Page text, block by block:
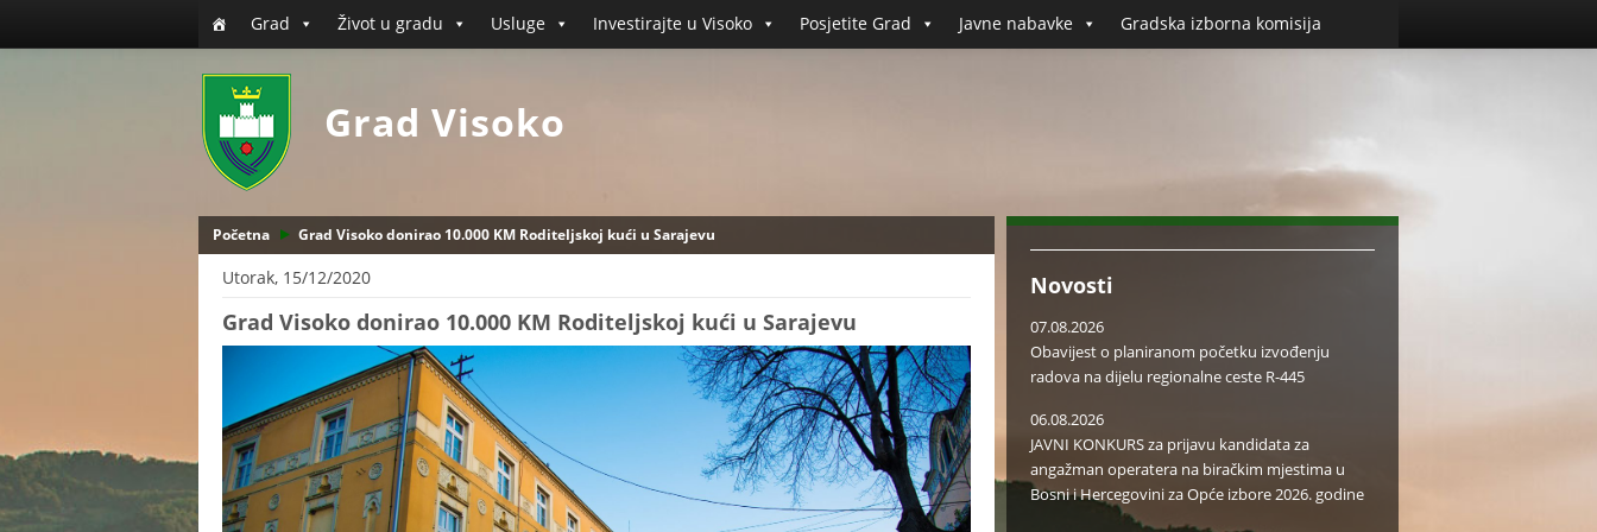
Grad Život u gradu Usluge Investirajte u Visoko Posjetite Grad Javne nabavke Gradska izborna komisija
Grad Visoko
Početna Grad Visoko donirao 10.000 KM Roditeljskoj kući u Sarajevu
Utorak, 15/12/2020
Grad Visoko donirao 10.000 KM Roditeljskoj kući u Sarajevu
Novosti
07.08.2026
Obavijest o planiranom početku izvođenju
radova na dijelu regionalne ceste R-445
06.08.2026
JAVNI KONKURS za prijavu kandidata za
angažman operatera na biračkim mjestima u
Bosni i Hercegovini za Opće izbore 2026. godine